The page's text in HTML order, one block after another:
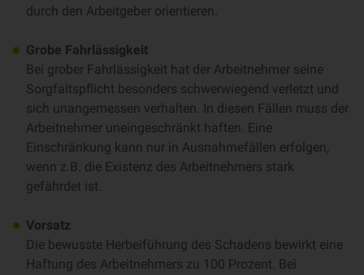
durch den Arbeitgeber orientieren.
Grobe Fahrlässigkeit
Bei grober Fahrlässigkeit hat der Arbeitnehmer seine
Sorgfaltspflicht besonders schwerwiegend verletzt und
sich unangemessen verhalten. In diesen Fällen muss der
Arbeitnehmer uneingeschränkt haften. Eine
Einschränkung kann nur in Ausnahmefällen erfolgen,
wenn z.B. die Existenz des Arbeitnehmers stark
gefährdet ist.
Vorsatz
Die bewusste Herbeiführung des Schadens bewirkt eine
Haftung des Arbeitnehmers zu 100 Prozent. Bei